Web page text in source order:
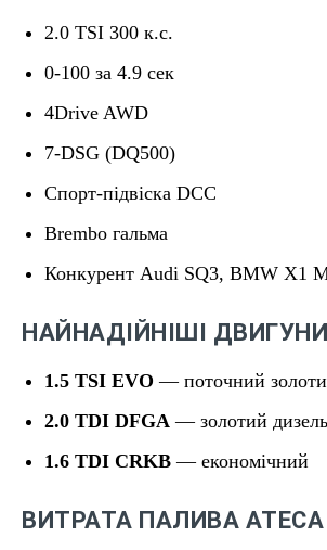
2.0 TSI 300 к.с.
0-100 за 4.9 сек
4Drive AWD
7-DSG (DQ500)
Спорт-підвіска DCC
Brembo гальма
Конкурент Audi SQ3, BMW X1
НАЙНАДІЙНІШІ ДВИГУНИ
1.5 TSI EVO — поточний
2.0 TDI DFGA — золотий дизель
1.6 TDI CRKB — економічний
ВИТРАТА ПАЛИВА ATECA